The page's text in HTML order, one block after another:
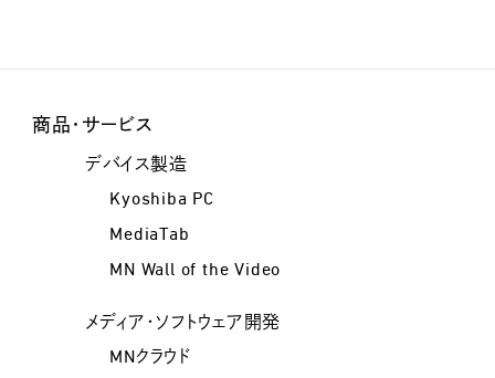
商品・サービス
デバイス製造
Kyoshiba PC
MediaTab
MN Wall of the Video
メディア・ソフトウェア開発
MNクラウド